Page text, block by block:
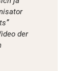
der